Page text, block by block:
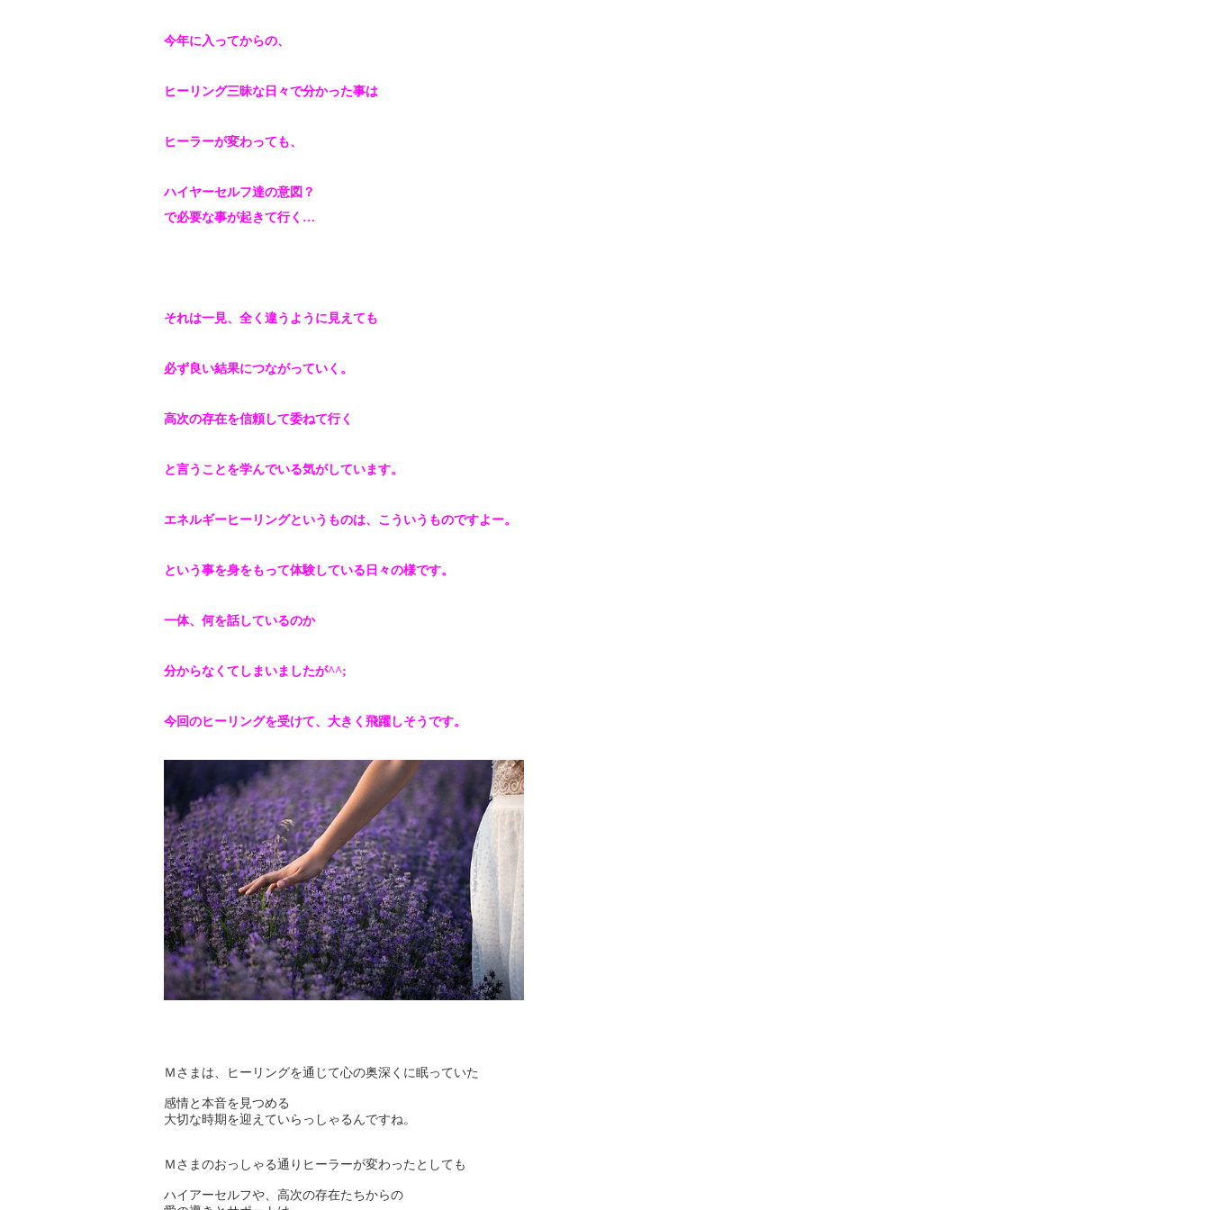
今年に入ってからの、
ヒーリング三昧な日々で分かった事は
ヒーラーが変わっても、
ハイヤーセルフ達の意図？
で必要な事が起きて行く…
それは一見、全く違うように見えても
必ず良い結果につながっていく。
高次の存在を信頼して委ねて行く
と言うことを学んでいる気がしています。
エネルギーヒーリングというものは、こういうものですよー。
という事を身をもって体験している日々の様です。
一体、何を話しているのか
分からなくてしまいましたが^^;
今回のヒーリングを受けて、大きく飛躍しそうです。
Ｍさまは、ヒーリングを通じて心の奥深くに眠っていた
感情と本音を見つめる
大切な時期を迎えていらっしゃるんですね。
Ｍさまのおっしゃる通りヒーラーが変わったとしても
ハイアーセルフや、高次の存在たちからの